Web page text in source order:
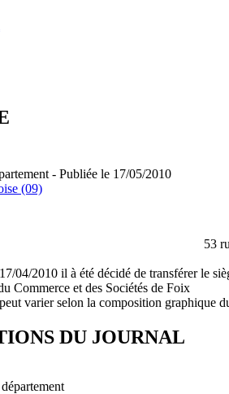
- Publiée le 17/05/2010
(09)
53
04/2010 il à été décidé de transférer le
Commerce et des Sociétés de Foix
varier selon la composition graphique
DU JOURNAL